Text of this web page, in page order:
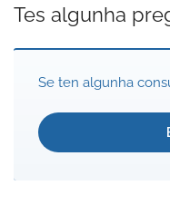
Tes algunha
Se ten algunha